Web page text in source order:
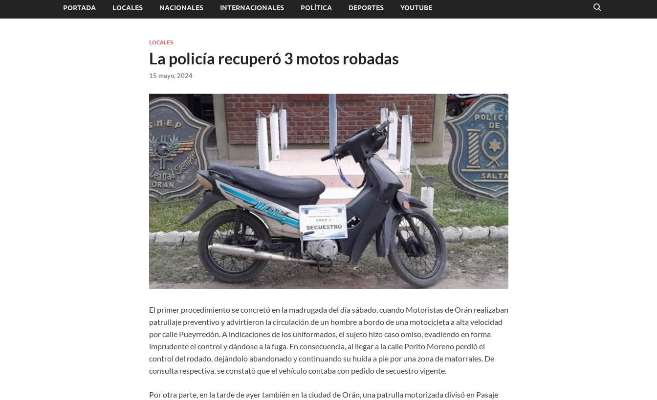
PORTADA LOCALES NACIONALES INTERNACIONALES POLÍTICA DEPORTES YOUTUBE
LOCALES
La policía recuperó 3 motos robadas
15 mayo, 2024
El primer procedimiento se concretó en la madrugada del día sábado, cuando Motoristas de Orán realizaban
patrullaje preventivo y advirtieron la circulación de un hombre a bordo de una motocicleta a alta velocidad
por calle Pueyrredón. A indicaciones de los uniformados, el sujeto hizo caso omiso, evadiendo en forma
imprudente el control y dándose a la fuga. En consecuencia, al llegar a la calle Perito Moreno perdió el
control del rodado, dejándolo abandonado y continuando su huida a pie por una zona de matorrales. De
consulta respectiva, se constató que el vehículo contaba con pedido de secuestro vigente.
Por otra parte, en la tarde de ayer también en la ciudad de Orán, una patrulla motorizada divisó en Pasaje